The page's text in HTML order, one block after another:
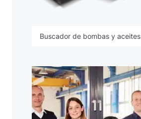
Buscador de bombas y aceites